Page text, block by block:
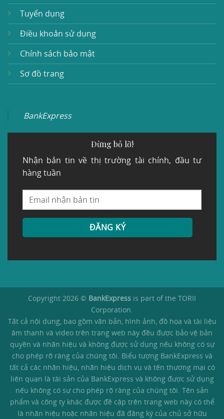
Tuyển dụng
Điều khoản sử dụng
Chính sách bảo mật
Sơ đồ trang
BankExpress
Đừng bỏ lỡ!
Nhận bản tin về thị trường tài chính, đầu tư
hàng tuần
Copyright 2026 © BankExpress is part of the TORII
Corporation.
Tất cả nội dung, bao gồm văn bản, hình ảnh, đồ họa và tài liệu
âm thanh và video trên trang web này đều được bảo vệ bản
quyền và nhãn hiệu và không được sử dụng nếu không có sự
cho phép rõ ràng của chúng tôi. Biểu tượng BankExpress và
tất cả các nhãn hiệu, nhãn hiệu dịch vụ và tên thương mại có
liên quan là tài sản của BankExpress và không được sử dụng
nếu không có sự cho phép rõ ràng của chúng tôi. Tên sản
phẩm và công ty khác được đề cập trên trang web này có thể
là nhãn hiệu hoặc nhãn hiệu đã đăng ký của chủ sở hữu